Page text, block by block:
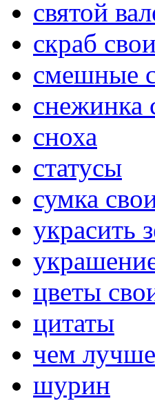
святой
скраб
смешные
снежинка
сноха
статусы
сумка
украсить
цветы
цитаты
чем
шурин